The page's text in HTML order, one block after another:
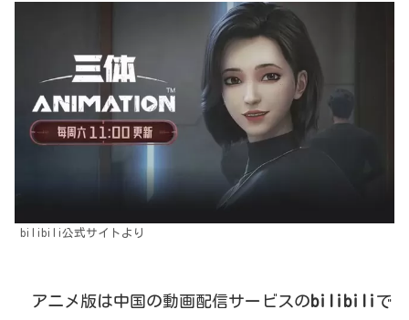
bilibili公式サイトより
アニメ版は中国の動画配信サービスの bilibili で